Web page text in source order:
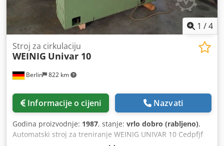
1 /4
Berlin 822 km
Stroj za cirkulaciju
WEINIG Univar 10
Informacije o cijeni Nazvati
Godina proizvodnje: 1987, stanje: vrlo dobro (rabljeno),
Automatski stroj za treniranje WEINIG UNIVAR 10 Cedpfjf